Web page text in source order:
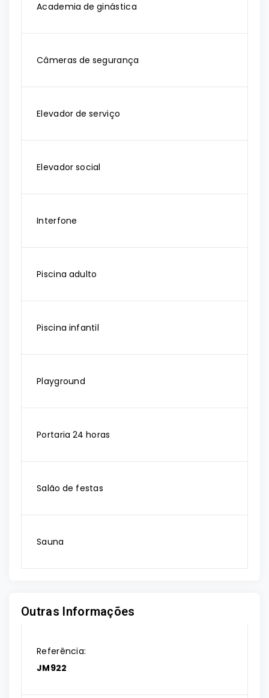
Academia de ginástica
Câmeras de segurança
Elevador de serviço
Elevador social
Interfone
Piscina adulto
Piscina infantil
Playground
Portaria 24 horas
Salão de festas
Sauna
Outras Informações
Referência:
JM922